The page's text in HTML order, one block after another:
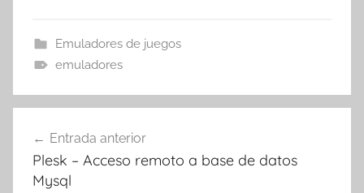
Emuladores de juegos
emuladores
de
entradas
Entrada anterior
Plesk – Acceso remoto a base de datos
Mysql